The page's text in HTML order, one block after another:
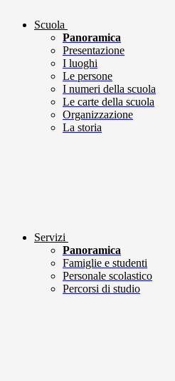
Scuola
Panoramica
Presentazione
I luoghi
Le persone
I numeri della scuola
Le carte della scuola
Organizzazione
La storia
Servizi
Panoramica
Famiglie e studenti
Personale scolastico
Percorsi di studio